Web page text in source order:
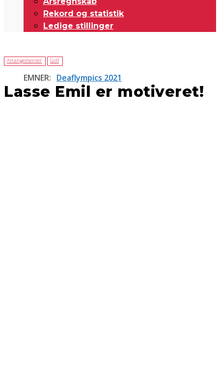
Rekord og statistik
Ledige stillinger
Arrangementer Golf
EMNER: Deaflympics 2021
Lasse Emil er motiveret!